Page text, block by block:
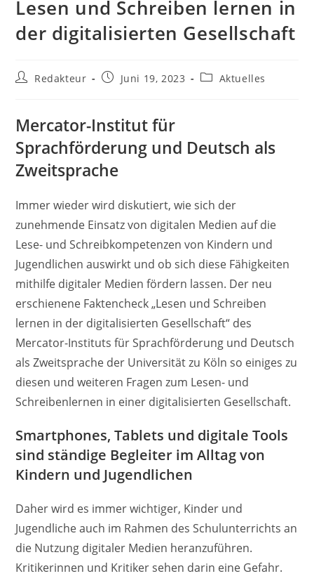
Lesen und Schreiben lernen in
der digitalisierten Gesellschaft
Beitrags-
Redakteur
BeitragJuni 19, 2023
Beitrags-
Aktuelles
Mercator-Institut für
Sprachförderung und Deutsch als
Zweitsprache
Immer wieder wird diskutiert, wie sich der
zunehmende Einsatz von digitalen Medien auf die
Lese- und Schreibkompetenzen von Kindern und
Jugendlichen auswirkt und ob sich diese Fähigkeiten
mithilfe digitaler Medien fördern lassen. Der neu
erschienene Faktencheck „Lesen und Schreiben
lernen in der digitalisierten Gesellschaft“ des
Mercator-Instituts für Sprachförderung und Deutsch
als Zweitsprache der Universität zu Köln so einiges zu
diesen und weiteren Fragen zum Lesen- und
Schreibenlernen in einer digitalisierten Gesellschaft.
Smartphones, Tablets und digitale Tools
sind ständige Begleiter im Alltag von
Kindern und Jugendlichen
Daher wird es immer wichtiger, Kinder und
Jugendliche auch im Rahmen des Schulunterrichts an
die Nutzung digitaler Medien heranzuführen.
Kritikerinnen und Kritiker sehen darin eine Gefahr.